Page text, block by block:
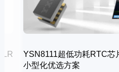
YSN8111超低功耗RTC芯
小型化优选方案